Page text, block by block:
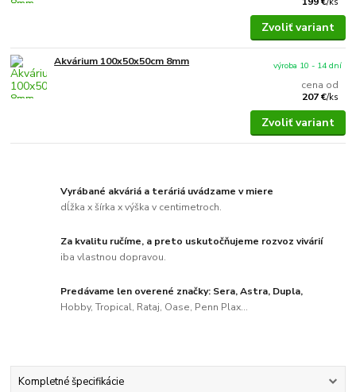
Zvoliť variant
Akvárium 100x50x50cm 8mm
cena od
207 €/ks
výroba 10 - 14 dní
Zvoliť variant
Vyrábané akváriá a teráriá uvádzame v miere
dĺžka x šírka x výška v centimetroch.
Za kvalitu ručíme, a preto uskutočňujeme rozvoz vivárií
iba vlastnou dopravou.
Predávame len overené značky: Sera, Astra, Dupla,
Hobby, Tropical, Rataj, Oase, Penn Plax...
Kompletné špecifikácie